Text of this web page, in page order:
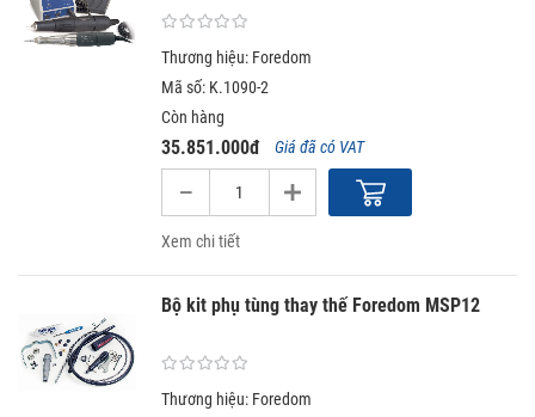
Thương hiệu: Foredom
Mã số: K.1090-2
Còn hàng
35.851.000đ Giá đã có VAT
Xem chi tiết
Bộ kit phụ tùng thay thế Foredom MSP12
Thương hiệu: Foredom